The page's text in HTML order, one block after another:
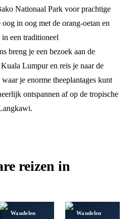
Nationaal Park voor prachtige
in oog met de orang-oetan en
een traditioneel
breng je een bezoek aan de
Lumpur en reis je naar de
je enorme theeplantages kunt
ontspannen af op de tropische
reizen in
Wandelen Wandelen